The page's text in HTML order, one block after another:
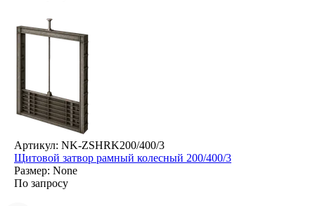
Артикул: NK-ZSHRK200/400/3
Щитовой затвор рамный колесный 200/400/3
Размер: None
По запросу